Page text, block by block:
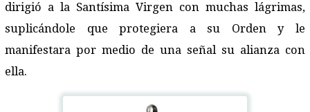
dirigió a la Santísima Virgen con muchas lágrimas,
suplicándole que protegiera a su Orden y le
manifestara por medio de una señal su alianza con
ella.